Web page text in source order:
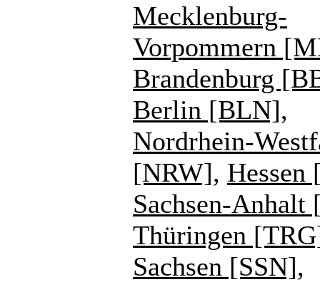
Mecklenburg-
Vorpommern
Brandenburg
Berlin [BLN],
Nordrhein-
[NRW], Hessen
Sachsen-Anhalt
Thüringen
Sachsen [SSN],